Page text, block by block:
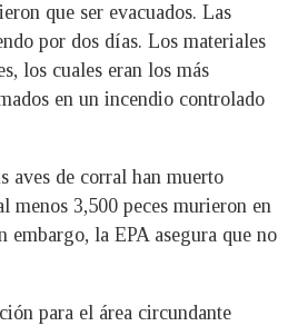
que ser evacuados. Las
por dos días. Los materiales
los cuales eran los más
en un incendio controlado
aves de corral han muerto
menos 3,500 peces murieron en
embargo, la EPA asegura que no
para el área circundante